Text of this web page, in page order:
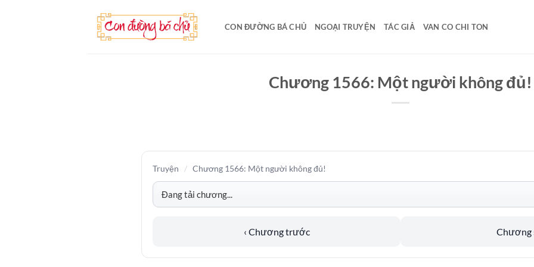
CON ĐƯỜNG BÁ CHỦ NGOẠI TRUYỆN TÁC GIẢ VAN CO CHI TON
Chương 1566: Một người không đủ!
Truyện / Chương 1566: Một người không đủ!
‹ Chương trước Chương